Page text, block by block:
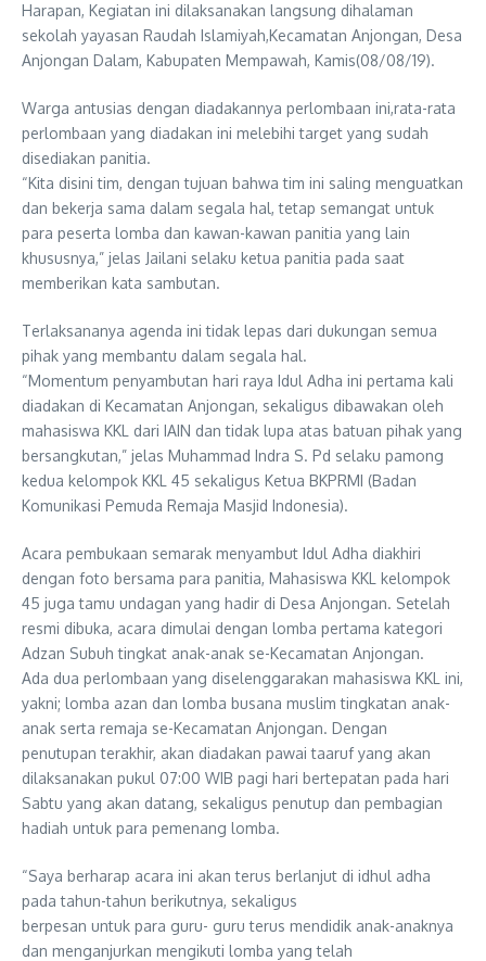
Harapan, Kegiatan ini dilaksanakan langsung dihalaman
sekolah yayasan Raudah Islamiyah,Kecamatan Anjongan, Desa
Anjongan Dalam, Kabupaten Mempawah, Kamis(08/08/19).
Warga antusias dengan diadakannya perlombaan ini,rata-rata
perlombaan yang diadakan ini melebihi target yang sudah
disediakan panitia.
“Kita disini tim, dengan tujuan bahwa tim ini saling menguatkan
dan bekerja sama dalam segala hal, tetap semangat untuk
para peserta lomba dan kawan-kawan panitia yang lain
khususnya,” jelas Jailani selaku ketua panitia pada saat
memberikan kata sambutan.
Terlaksananya agenda ini tidak lepas dari dukungan semua
pihak yang membantu dalam segala hal.
“Momentum penyambutan hari raya Idul Adha ini pertama kali
diadakan di Kecamatan Anjongan, sekaligus dibawakan oleh
mahasiswa KKL dari IAIN dan tidak lupa atas batuan pihak yang
bersangkutan,” jelas Muhammad Indra S. Pd selaku pamong
kedua kelompok KKL 45 sekaligus Ketua BKPRMI (Badan
Komunikasi Pemuda Remaja Masjid Indonesia).
Acara pembukaan semarak menyambut Idul Adha diakhiri
dengan foto bersama para panitia, Mahasiswa KKL kelompok
45 juga tamu undagan yang hadir di Desa Anjongan. Setelah
resmi dibuka, acara dimulai dengan lomba pertama kategori
Adzan Subuh tingkat anak-anak se-Kecamatan Anjongan.
Ada dua perlombaan yang diselenggarakan mahasiswa KKL ini,
yakni; lomba azan dan lomba busana muslim tingkatan anak-
anak serta remaja se-Kecamatan Anjongan. Dengan
penutupan terakhir, akan diadakan pawai taaruf yang akan
dilaksanakan pukul 07:00 WIB pagi hari bertepatan pada hari
Sabtu yang akan datang, sekaligus penutup dan pembagian
hadiah untuk para pemenang lomba.
“Saya berharap acara ini akan terus berlanjut di idhul adha
pada tahun-tahun berikutnya, sekaligus
berpesan untuk para guru- guru terus mendidik anak-anaknya
dan menganjurkan mengikuti lomba yang telah